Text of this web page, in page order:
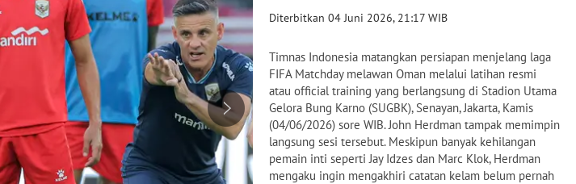
Diterbitkan 04 Juni 2026, 21:17 WIB
Timnas Indonesia matangkan persiapan menjelang laga
FIFA Matchday melawan Oman melalui latihan resmi
atau official training yang berlangsung di Stadion Utama
Gelora Bung Karno (SUGBK), Senayan, Jakarta, Kamis
(04/06/2026) sore WIB. John Herdman tampak memimpin
langsung sesi tersebut. Meskipun banyak kehilangan
pemain inti seperti Jay Idzes dan Marc Klok, Herdman
mengaku ingin mengakhiri catatan kelam belum pernah